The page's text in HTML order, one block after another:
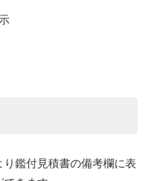
鑑付見積書の備考欄に表